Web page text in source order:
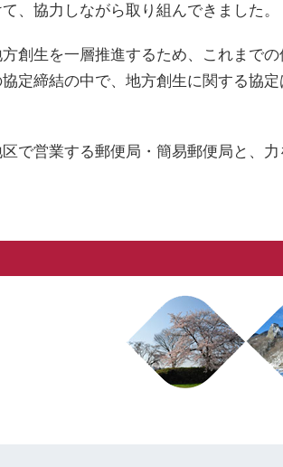
、協力しながら取り組んできました。
創生を一層推進するため、これまで
定締結の中で、地方創生に関する協
で営業する郵便局・簡易郵便局と、